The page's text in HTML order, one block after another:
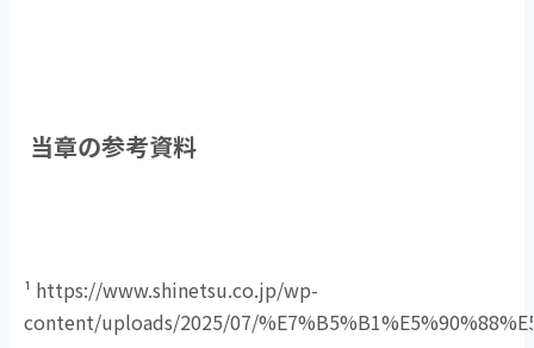
当章の参考資料
¹ https://www.shinetsu.co.jp/wp-
content/uploads/2025/07/